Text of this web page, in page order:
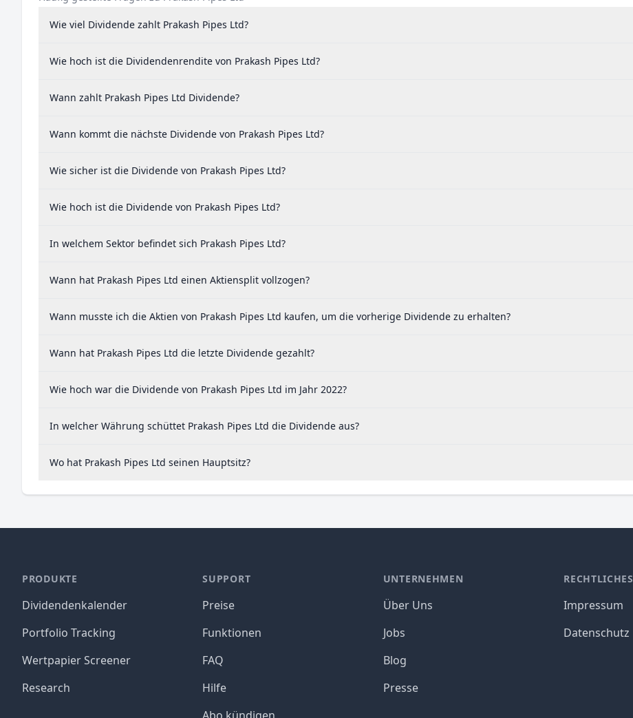
Wie viel Dividende zahlt Prakash Pipes Ltd?
Wie hoch ist die Dividendenrendite von Prakash Pipes Ltd?
Wann zahlt Prakash Pipes Ltd Dividende?
Wann kommt die nächste Dividende von Prakash Pipes Ltd?
Wie sicher ist die Dividende von Prakash Pipes Ltd?
Wie hoch ist die Dividende von Prakash Pipes Ltd?
In welchem Sektor befindet sich Prakash Pipes Ltd?
Wann hat Prakash Pipes Ltd einen Aktiensplit vollzogen?
Wann musste ich die Aktien von Prakash Pipes Ltd kaufen, um die vorherige Dividende zu erhalten?
Wann hat Prakash Pipes Ltd die letzte Dividende gezahlt?
Wie hoch war die Dividende von Prakash Pipes Ltd im Jahr 2022?
In welcher Währung schüttet Prakash Pipes Ltd die Dividende aus?
Wo hat Prakash Pipes Ltd seinen Hauptsitz?
PRODUKTE
Dividendenkalender
Portfolio Tracking
Wertpapier Screener
Research
SUPPORT
Preise
Funktionen
FAQ
Hilfe
UNTERNEHMEN
Über Uns
Jobs
Blog
Presse
RECHTLICHES
Impressum
Datenschutz